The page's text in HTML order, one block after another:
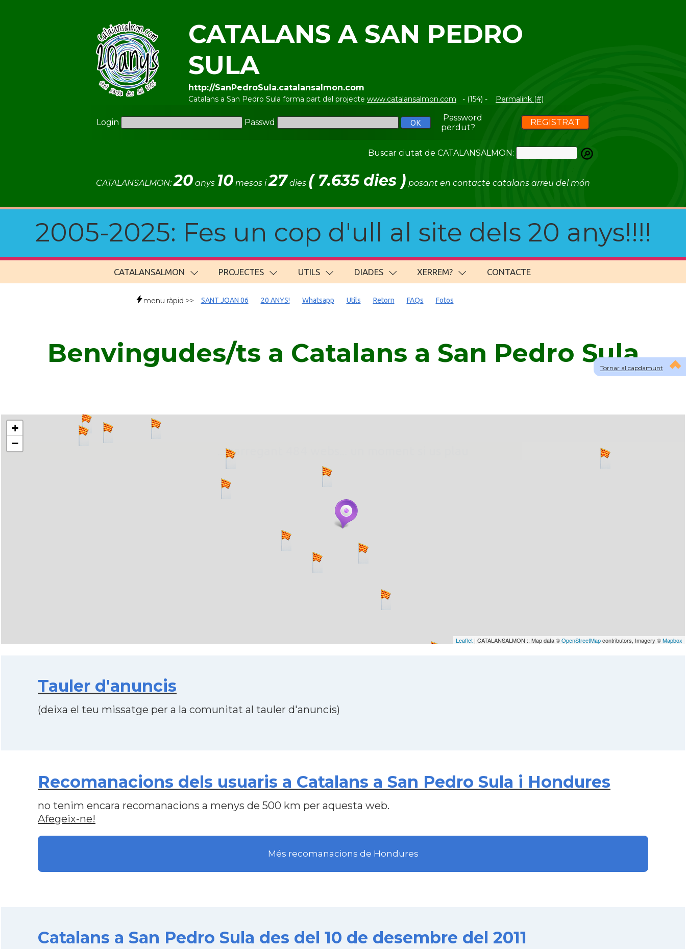
CATALANS A SAN PEDRO
SULA
http://SanPedroSula.catalansalmon.com
Catalans a San Pedro Sula forma part del projecte www.catalansalmon.com - (154) - Permalink (#)
Login Passwd
Password
perdut?
REGISTRA'T
Buscar ciutat de CATALANSALMON:
CATALANSALMON:20 anys 10 mesos i27 dies ( 7.635 dies ) posant en contacte catalans arreu del món
2005-2025: Fes un cop d'ull al site dels 20 anys!!!!
CATALANSALMON PROJECTES UTILS DIADES XERREM? CONTACTE
Tornar al capdamunt
menu ràpid >> SANT JOAN 06 20 ANYS! Whatsapp Utils Retorn FAQs Fotos
Benvingudes/ts a Catalans a San Pedro Sula
... carregant 484 webs... un moment si us plau
+
−
Leaflet | CATALANSALMON :: Map data ©OpenStreetMapcontributors, Imagery ©Mapbox
Tauler d'anuncis
(deixa el teu missatge per a la comunitat al tauler d'anuncis)
Recomanacions dels usuaris a Catalans a San Pedro Sula i Hondures
no tenim encara recomanacions a menys de 500 km per aquesta web.
Afegeix-ne!
Més recomanacions de Hondures
Catalans a San Pedro Sula des del 10 de desembre del 2011